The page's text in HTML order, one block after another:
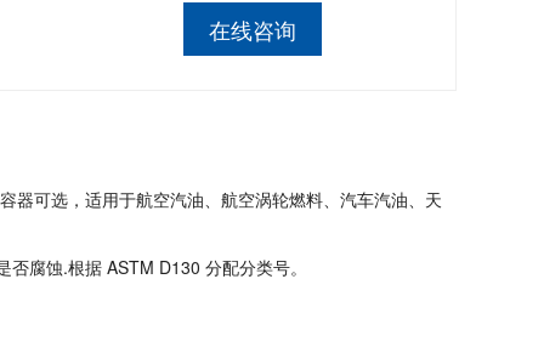
在线咨询
可选，适用于航空汽油、航空涡轮燃料、汽车汽油、天
腐蚀.根据 ASTM D130 分配分类号。